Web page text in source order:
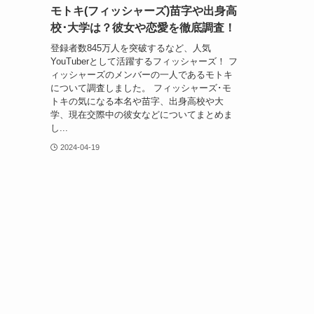
モトキ(フィッシャーズ)苗字や出身高
校･大学は？彼女や恋愛を徹底調査！
登録者数845万人を突破するなど、人気
YouTuberとして活躍するフィッシャーズ！ フ
ィッシャーズのメンバーの一人であるモトキ
について調査しました。 フィッシャーズ･モ
トキの気になる本名や苗字、出身高校や大
学、現在交際中の彼女などについてまとめま
し...
2024-04-19